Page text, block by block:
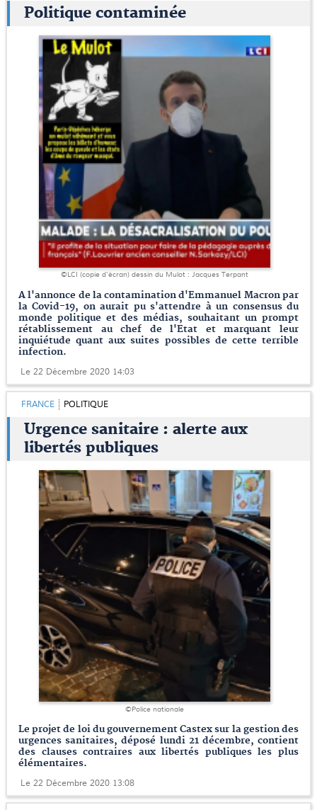
Politique contaminée
©LCI (copie d'écran) dessin du Mulot : Jacques Terpant
A l'annonce de la contamination d'Emmanuel Macron par
la Covid-19, on aurait pu s'attendre à un consensus du
monde politique et des médias, souhaitant un prompt
rétablissement au chef de l'Etat et marquant leur
inquiétude quant aux suites possibles de cette terrible
infection.
Le 22 Décembre 2020 14:03
FRANCE POLITIQUE
Urgence sanitaire : alerte aux
libertés publiques
©Police nationale
Le projet de loi du gouvernement Castex sur la gestion des
urgences sanitaires, déposé lundi 21 décembre, contient
des clauses contraires aux libertés publiques les plus
élémentaires.
Le 22 Décembre 2020 13:08